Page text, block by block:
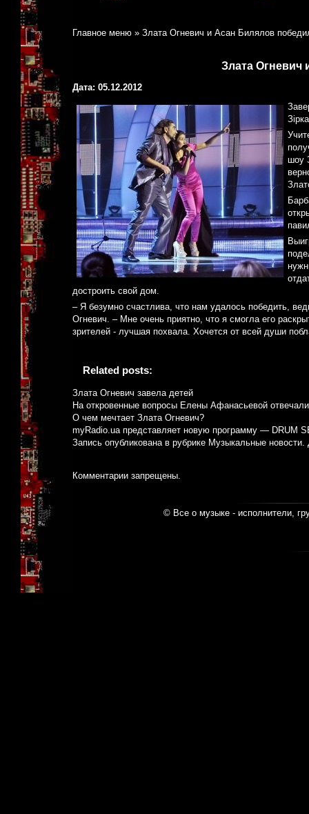
Главное меню » Злата Огневич и Асан Билялов
Злата Огневич
Дата: 05.12.2012
шоу
достроить свой дом.
– Я безумно счастлива, что нам удалось победить,
Огневич. – Мне очень приятно, что я смогла его
зрителей - лучшая похвала. Хочется от всей души
Related posts:
Злата Огневич завела детей
На откровенные вопросы Елены Афанасьевой
О чем мечтает Злата Огневич?
myRadio.ua представляет новую программу — DRUM
Запись опубликована в рубрике Музыкальные новости.
Комментарии запрещены.
© Все о музыке - исполнители,